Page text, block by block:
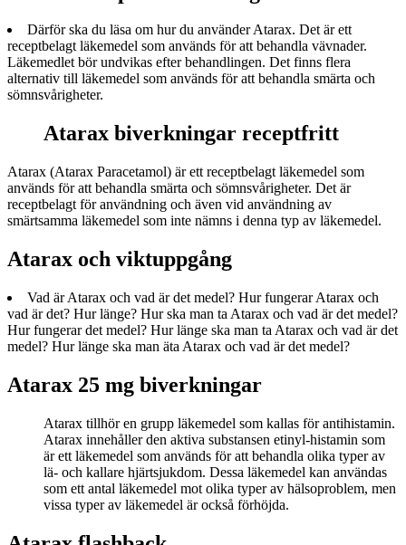
Därför ska du läsa om hur du använder Atarax. Det är ett
receptbelagt läkemedel som används för att behandla vävnader.
Läkemedlet bör undvikas efter behandlingen. Det finns flera
alternativ till läkemedel som används för att behandla smärta och
sömnsvårigheter.
Atarax biverkningar receptfritt
Atarax (Atarax Paracetamol) är ett receptbelagt läkemedel som
används för att behandla smärta och sömnsvårigheter. Det är
receptbelagt för användning och även vid användning av
smärtsamma läkemedel som inte nämns i denna typ av läkemedel.
Atarax och viktuppgång
Vad är Atarax och vad är det medel? Hur fungerar Atarax och
vad är det? Hur länge? Hur ska man ta Atarax och vad är det medel?
Hur fungerar det medel? Hur länge ska man ta Atarax och vad är det
medel? Hur länge ska man äta Atarax och vad är det medel?
Atarax 25 mg biverkningar
Atarax tillhör en grupp läkemedel som kallas för antihistamin.
Atarax innehåller den aktiva substansen etinyl-histamin som
är ett läkemedel som används för att behandla olika typer av
lä- och kallare hjärtsjukdom. Dessa läkemedel kan användas
som ett antal läkemedel mot olika typer av hälsoproblem, men
vissa typer av läkemedel är också förhöjda.